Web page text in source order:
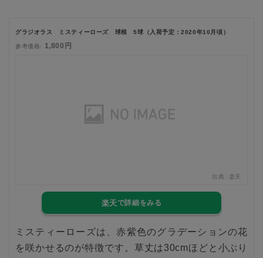
グラジオラス ミスティーローズ 球根 5球（入荷予定：2020年10月頃）
参考価格: 1,800円
出典: 楽天
楽天
ミスティーローズは、赤紫色のグラデーションの花
を咲かせるのが特徴です。草丈は30cmほどと小ぶり